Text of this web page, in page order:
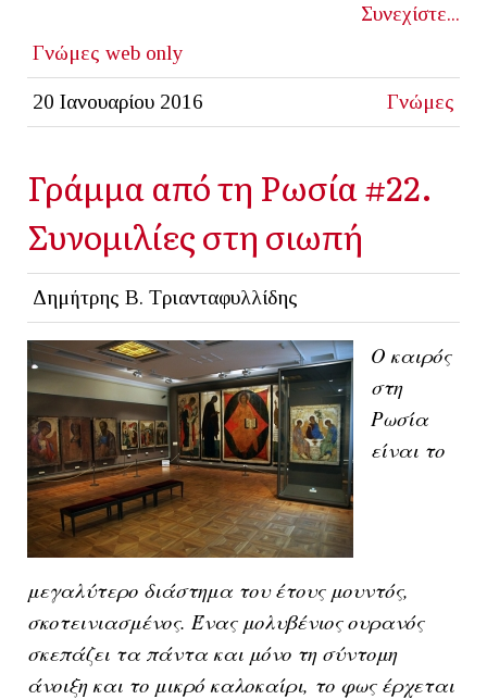
Συνεχίστε...
Γνώμες web only
20 Ιανουαρίου 2016 Γνώμες
Γράμμα από τη Ρωσία #22.
Συνομιλίες στη σιωπή
Δημήτρης Β. Τριανταφυλλίδης
Ο καιρός
στη
Ρωσία
είναι το
μεγαλύτερο διάστημα του έτους μουντός,
σκοτεινιασμένος. Ένας μολυβένιος ουρανός
σκεπάζει τα πάντα και μόνο τη σύντομη
άνοιξη και το μικρό καλοκαίρι, το φως έρχεται